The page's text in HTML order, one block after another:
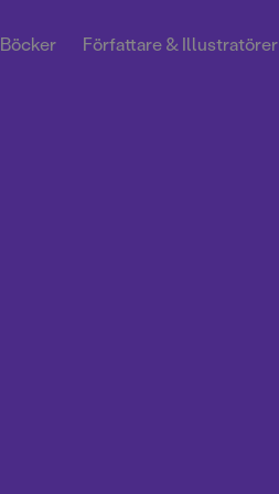
Böcker Författare & Illustratörer